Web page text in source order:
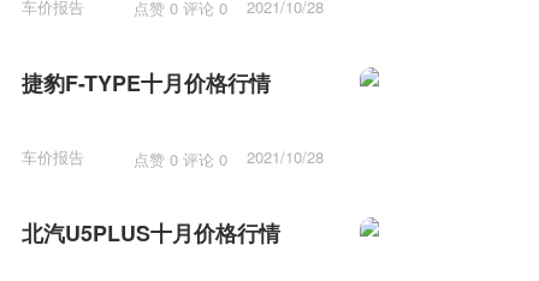
车价报告 点赞 0 评论 0
2021/10/28
捷豹F-TYPE十月价格行情
车价报告 点赞 0 评论 0
2021/10/28
北汽U5PLUS十月价格行情